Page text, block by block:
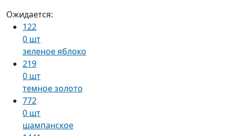
Ожидается:
122
0 шт
зеленое яблоко
219
0 шт
темное золото
772
0 шт
шампанское